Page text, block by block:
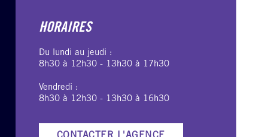
HORAIRES
Du lundi au jeudi :
8h30 à 12h30 - 13h30 à 17h30
Vendredi :
8h30 à 12h30 - 13h30 à 16h30